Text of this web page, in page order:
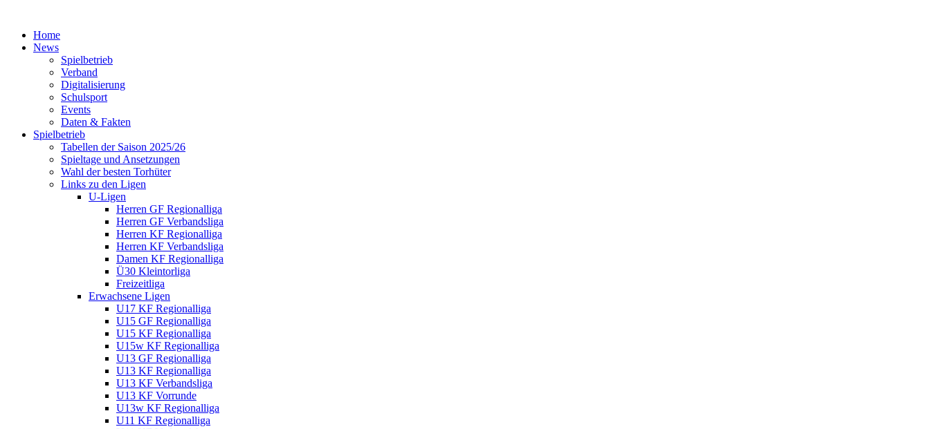
Home
News
Spielbetrieb
Verband
Digitalisierung
Schulsport
Events
Daten & Fakten
Spielbetrieb
Tabellen der Saison 2025/26
Spieltage und Ansetzungen
Wahl der besten Torhüter
Links zu den Ligen
U-Ligen
Herren GF Regionalliga
Herren GF Verbandsliga
Herren KF Regionalliga
Herren KF Verbandsliga
Damen KF Regionalliga
Ü30 Kleintorliga
Freizeitliga
Erwachsene Ligen
U17 KF Regionalliga
U15 GF Regionalliga
U15 KF Regionalliga
U15w KF Regionalliga
U13 GF Regionalliga
U13 KF Regionalliga
U13 KF Verbandsliga
U13 KF Vorrunde
U13w KF Regionalliga
U11 KF Regionalliga